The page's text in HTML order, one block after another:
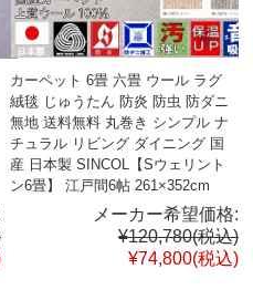
カーペット 6畳 六畳 ウール ラグ
絨毯 じゅうたん 防炎 防虫 防ダニ
無地 送料無料 丸巻き シンプル ナ
チュラル リビング ダイニング 国
産 日本製 SINCOL【Sウェリント
ン6畳】 江戸間6帖 261×352cm
メーカー希望価格:
¥120,780(税込)
¥74,800(税込)